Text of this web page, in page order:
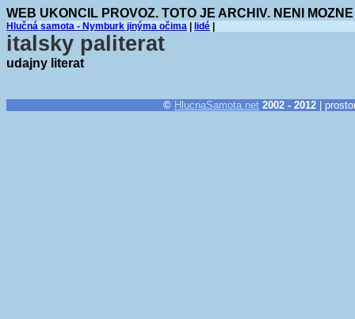
WEB UKONCIL PROVOZ. TOTO JE ARCHIV. NENI
Hlučná samota - Nymburk jinýma očima lidé
italsky paliterat
udajny literat
© HlucnaSamota.net 2002 - 2012 |